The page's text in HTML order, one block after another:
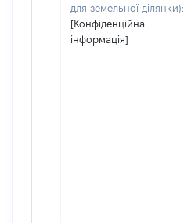
для земельної ділянки):
[Конфіденційна
інформація]